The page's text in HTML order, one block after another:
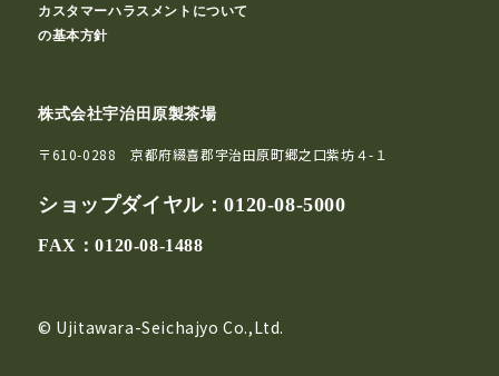
カスタマーハラスメントについて
の基本方針
株式会社宇治田原製茶場
〒610-0288 京都府綴喜郡宇治田原町郷之口紫坊４-１
ショップダイヤル：0120-08-5000
FAX：0120-08-1488
© Ujitawara-Seichajyo Co.,Ltd.